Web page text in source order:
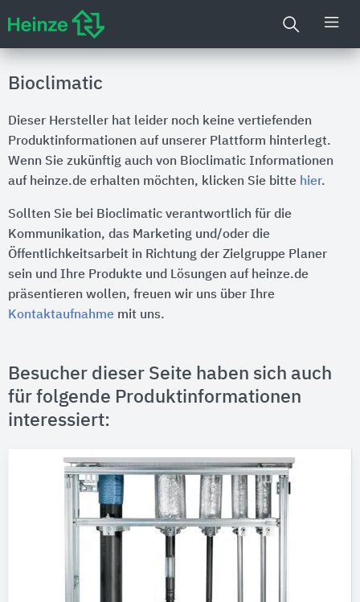
Bioclimatic
Dieser Hersteller hat leider noch keine vertiefenden
Produktinformationen auf unserer Plattform hinterlegt.
Wenn Sie zukünftig auch von Bioclimatic Informationen
auf heinze.de erhalten möchten, klicken Sie bitte hier.
Sollten Sie bei Bioclimatic verantwortlich für die
Kommunikation, das Marketing und/oder die
Öffentlichkeitsarbeit in Richtung der Zielgruppe Planer
sein und Ihre Produkte und Lösungen auf heinze.de
präsentieren wollen, freuen wir uns über Ihre
Kontaktaufnahme mit uns.
Besucher dieser Seite haben sich auch
für folgende Produktinformationen
interessiert: